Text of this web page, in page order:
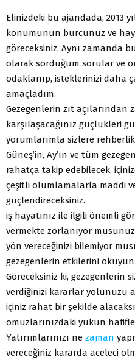
Elinizdeki bu ajandada, 2013
konumunun burcunuz ve
göreceksiniz. Aynı zamanda
olarak sorduğum sorular ve
odaklanıp, isteklerinizi daha
amaçladım.
Gezegenlerin zıt açılarından
karşılaşacağınız güçlükleri
yorumlarımla sizlere
Güneş’in, Ay’ın ve tüm
rahatça takip edebilecek,
çeşitli olumlamalarla maddi ve
güçlendireceksiniz.
iş hayatınız ile ilgili önemli
vermekte zorlanıyor
yön vereceğinizi bilemiyor
gezegenlerin etkilerini okuyun
Göreceksiniz ki, gezegenlerin
verdiğinizi kararlar yolunuzu
içiniz rahat bir şekilde
omuzlarınızdaki yükün
Yatırımlarınızı ne zaman
vereceğiniz kararda aceleci